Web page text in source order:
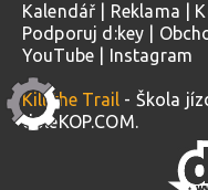
Kalendář
Reklama
Podporuj d:key
YouTube
Instagram
Kill the Trail - Škola
doleKOP.COM.